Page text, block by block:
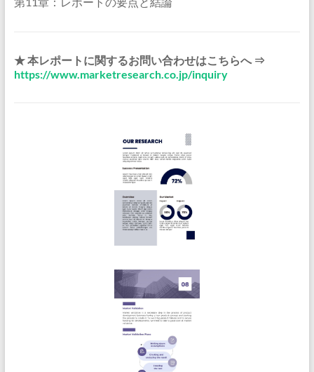
★ 本レポートに関するお問い合わせはこちらへ ⇒
https://www.marketresearch.co.jp/inquiry